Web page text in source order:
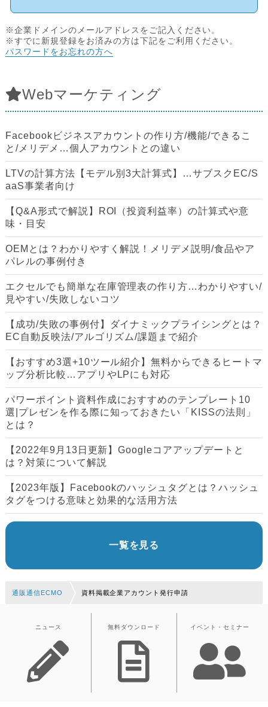
※企業ドメインのメールアドレスをご記入ください。
※すでに新規登録をお済みの方は下記をご利用ください。
パスワードをお忘れの方へ
Webマーケティング
Facebookビジネスアカウントの作り方/機能/できるこ
と/メリデメ…個人アカウントとの違い
LTVの計算方法【モデル別3大計算式】…サブスクEC/S
aaS事業者向け
【Q&A形式で解説】ROI（投資利益率）の計算式や意
味・目安
OEMとは？わかりやすく解説！メリデメ説明/食品やア
パレルの事例付き
エクセルでも簡単な在庫管理表の作り方…わかりやすい/
見やすい/失敗しないコツ
【成功/失敗の事例付】ダイナミックプライシングとは？
EC自動反映法/アルゴリズム/課題まで紹介
【おすすめ3選+10ツール紹介】無料からできるヒートマ
ップ分析比較…アプリやLPにも対応
パワーポイント資料作成におすすめのテンプレート10
選|プレゼンを作る際に知っておきたい「KISSの法則」
とは？
【2022年9月13日更新】Googleコアアップデートと
は？対策について解説
【2023年版】Facebookのハッシュタグとは？ハッシュ
タグをつける意味と効果的な活用方法
一覧を見る
通販通信ECMO 資料掲載企業アカウント発行申請
ニュース 無料ダウンロード イベント・セミナー